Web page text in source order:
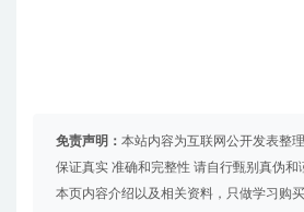
免责声明： 本站内容为互联网公开发表整
保证真实 准确和完整性 请自行甄别真伪和
本页内容介绍以及相关资料，只做学习购